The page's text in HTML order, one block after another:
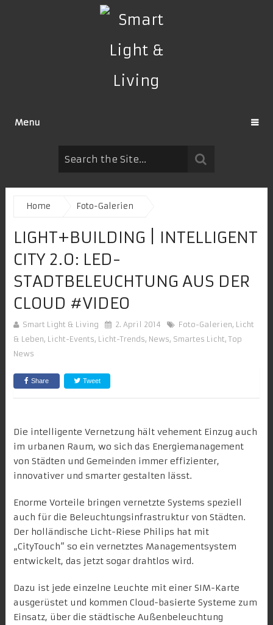
Menu
Home Foto-Galerien
LIGHT+BUILDING | INTELLIGENT
CITY 2.0: LED-
STADTBELEUCHTUNG AUS DER
CLOUD #VIDEO
Smart Light & Living 2. April 2014 Foto-Galerien, Licht
& Leben, Licht-Events, Licht-Trends, News, Smartes Licht,Top
News
Share Tweet
Die intelligente Vernetzung hält vehement Einzug auch
im urbanen Raum, wo sich das Energiemanagement
von Städten und Gemeinden immer effizienter,
innovativer und smarter gestalten lässt.
Enorme Vorteile bringen vernetzte Systems speziell
auch für die Beleuchtungsinfrastruktur von Städten.
Der holländische Licht-Riese Philips hat mit
„CityTouch“ so ein vernetztes Managementsystem
entwickelt, das jetzt sogar drahtlos wird.
Dazu ist jede einzelne Leuchte mit einer SIM-Karte
ausgerüstet und kommen Cloud-basierte Systeme zum
Einsatz, über die städtische Außenbeleuchtung